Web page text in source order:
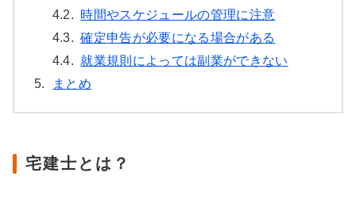
4.2. 時間やスケジュールの管理に注意
4.3. 確定申告が必要になる場合がある
4.4. 就業規則によっては副業ができない
5.
まとめ
宅建士とは？